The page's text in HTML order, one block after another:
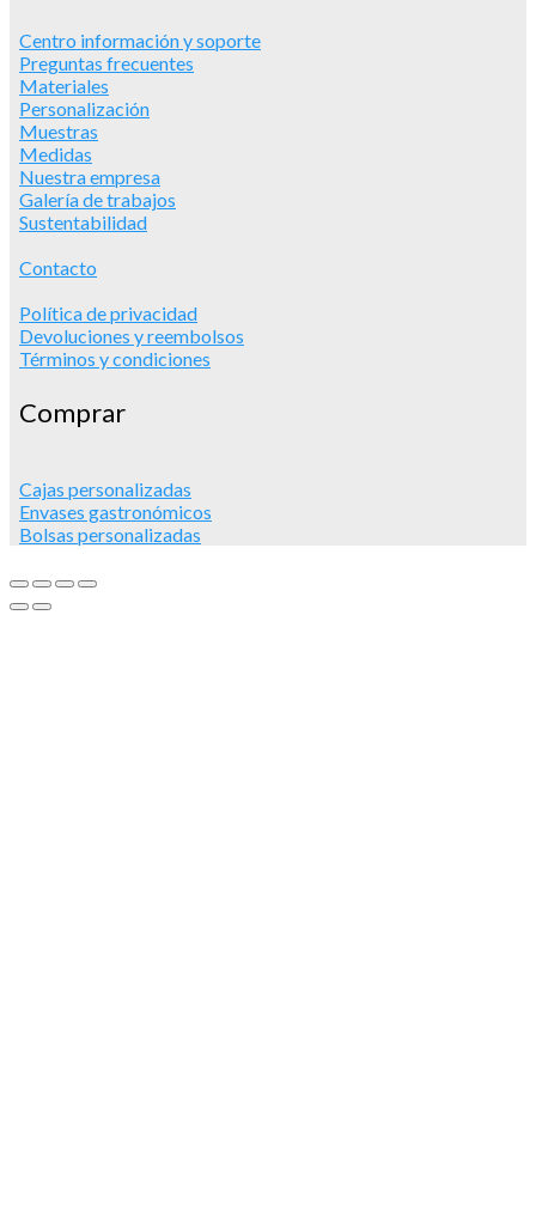
Centro información y soporte
Preguntas frecuentes
Materiales
Personalización
Muestras
Medidas
Nuestra empresa
Galería de trabajos
Sustentabilidad
Contacto
Política de privacidad
Devoluciones y reembolsos
Términos y condiciones
Comprar
Cajas personalizadas
Envases gastronómicos
Bolsas personalizadas